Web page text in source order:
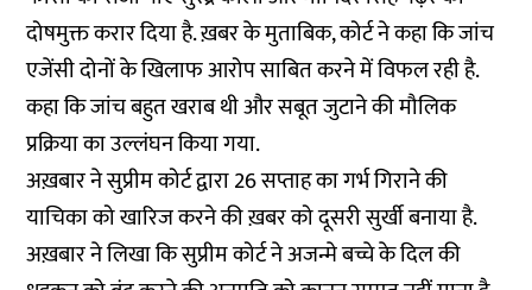
दोषमुक्त करार दिया है. ख़बर के मुताबिक, कोर्ट ने कहा कि जांच
एजेंसी दोनों के खिलाफ आरोप साबित करने में विफल रही है.
कहा कि जांच बहुत खराब थी और सबूत जुटाने की मौलिक
प्रक्रिया का उल्लंघन किया गया.
अख़बार ने सुप्रीम कोर्ट द्वारा 26 सप्ताह का गर्भ गिराने की
याचिका को खारिज करने की ख़बर को दूसरी सुर्खी बनाया है.
अख़बार ने लिखा कि सुप्रीम कोर्ट ने अजन्मे बच्चे के दिल की